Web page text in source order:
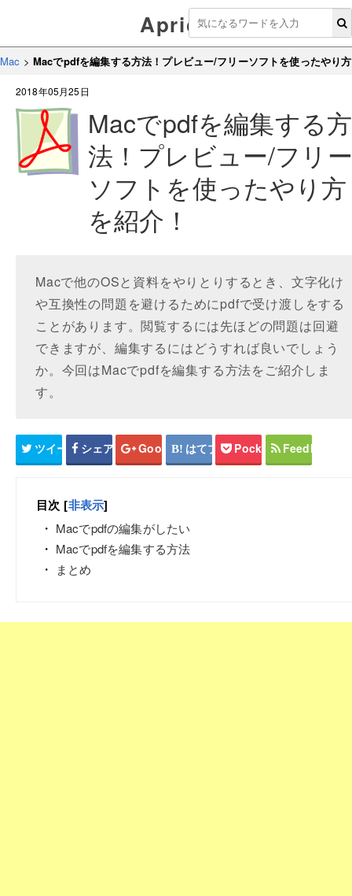
Aprico
Mac > Macでpdfを編集する方法！プレビュー/フリーソフトを使ったやり
2018年05月25日
Macでpdfを編集する方
法！プレビュー/フリー
ソフトを使ったやり方
を紹介！
Macで他のOSと資料をやりとりするとき、文字化け
や互換性の問題を避けるためにpdfで受け渡しをする
ことがあります。閲覧するには先ほどの問題は回避
できますが、編集するにはどうすれば良いでしょう
か。今回はMacでpdfを編集する方法をご紹介しま
す。
ツイート シェア Google+ はてブ Pocket Feedly
目次 [非表示]
Macでpdfの編集がしたい
Macでpdfを編集する方法
まとめ